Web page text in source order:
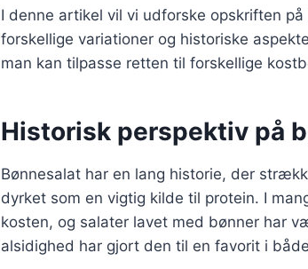
I denne artikel vil vi udforske opskriften
forskellige variationer og historiske
man kan tilpasse retten til forskellige
Historisk perspektiv på
Bønnesalat har en lang historie, der
dyrket som en vigtig kilde til protein. I
kosten, og salater lavet med bønner har
alsidighed har gjort den til en favorit i